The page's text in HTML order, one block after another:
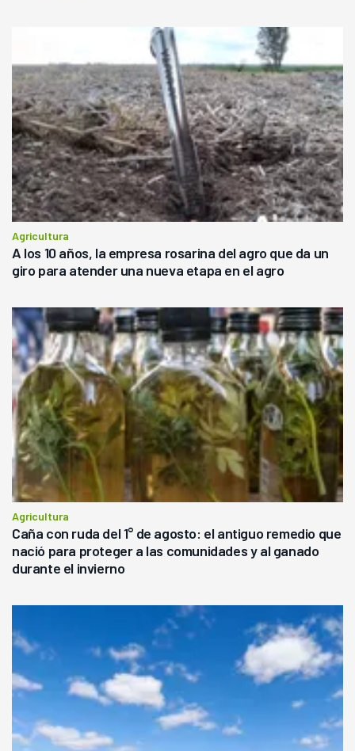
Agricultura
A los 10 años, la empresa rosarina del agro que da un
giro para atender una nueva etapa en el agro
Agricultura
Caña con ruda del 1° de agosto: el antiguo remedio que
nació para proteger a las comunidades y al ganado
durante el invierno